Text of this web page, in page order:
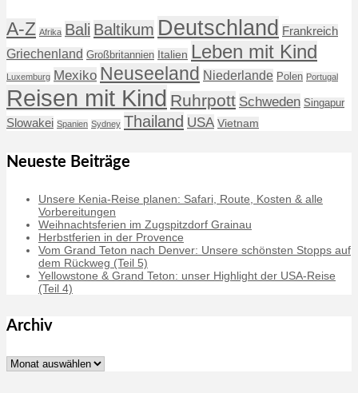
A-Z Afrika Bali Baltikum Deutschland Frankreich
Griechenland Großbritannien Italien Leben mit Kind
Luxemburg Mexiko Neuseeland Niederlande Polen Portugal
Reisen mit Kind Ruhrpott Schweden Singapur
Slowakei Spanien Sydney Thailand USA Vietnam
Neueste Beiträge
Unsere Kenia-Reise planen: Safari, Route, Kosten & alle
Vorbereitungen
Weihnachtsferien im Zugspitzdorf Grainau
Herbstferien in der Provence
Vom Grand Teton nach Denver: Unsere schönsten Stopps auf
dem Rückweg (Teil 5)
Yellowstone & Grand Teton: unser Highlight der USA-Reise
(Teil 4)
Archiv
Archiv